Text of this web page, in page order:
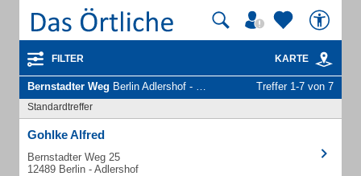
FILTER KARTE
Bernstadter Weg Berlin Adlershof - Unternehmen und Personen Treffer 1-7 von 7
Standardtreffer
Gohlke Alfred
Bernstadter Weg 25
12489 Berlin - Adlershof